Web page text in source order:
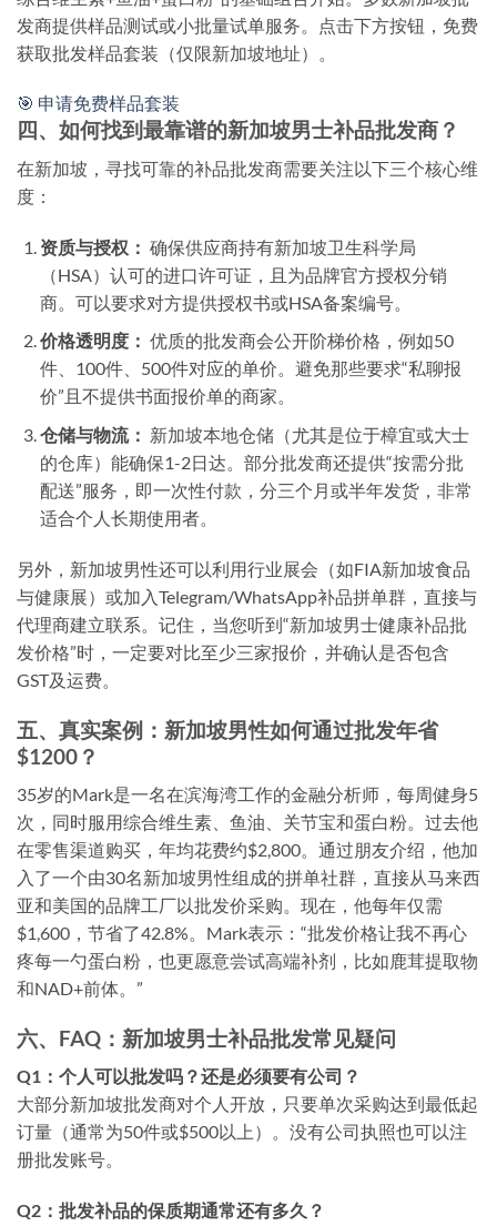
发商提供样品测试或小批量试单服务。点击下方按钮，免费
获取批发样品套装（仅限新加坡地址）。
🎯 申请免费样品套装
四、如何找到最靠谱的新加坡男士补品批发商？
在新加坡，寻找可靠的补品批发商需要关注以下三个核心维
度：
资质与授权： 确保供应商持有新加坡卫生科学局
（HSA）认可的进口许可证，且为品牌官方授权分销
商。可以要求对方提供授权书或HSA备案编号。
价格透明度： 优质的批发商会公开阶梯价格，例如50
件、100件、500件对应的单价。避免那些要求“私聊报
价”且不提供书面报价单的商家。
仓储与物流： 新加坡本地仓储（尤其是位于樟宜或大士
的仓库）能确保1-2日达。部分批发商还提供“按需分批
配送”服务，即一次性付款，分三个月或半年发货，非常
适合个人长期使用者。
另外，新加坡男性还可以利用行业展会（如FIA新加坡食品
与健康展）或加入Telegram/WhatsApp补品拼单群，直接与
代理商建立联系。记住，当您听到“新加坡男士健康补品批
发价格”时，一定要对比至少三家报价，并确认是否包含
GST及运费。
五、真实案例：新加坡男性如何通过批发年省
$1200？
35岁的Mark是一名在滨海湾工作的金融分析师，每周健身5
次，同时服用综合维生素、鱼油、关节宝和蛋白粉。过去他
在零售渠道购买，年均花费约$2,800。通过朋友介绍，他加
入了一个由30名新加坡男性组成的拼单社群，直接从马来西
亚和美国的品牌工厂以批发价采购。现在，他每年仅需
$1,600，节省了42.8%。Mark表示：“批发价格让我不再心
疼每一勺蛋白粉，也更愿意尝试高端补剂，比如鹿茸提取物
和NAD+前体。”
六、FAQ：新加坡男士补品批发常见疑问
Q1：个人可以批发吗？还是必须要有公司？
大部分新加坡批发商对个人开放，只要单次采购达到最低起
订量（通常为50件或$500以上）。没有公司执照也可以注
册批发账号。
Q2：批发补品的保质期通常还有多久？